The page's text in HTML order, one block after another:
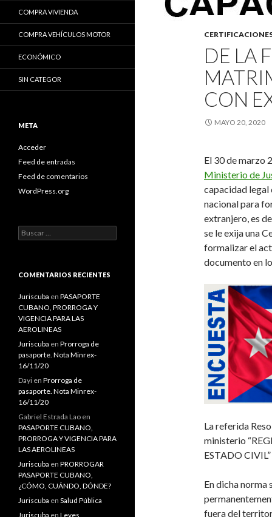
DE LA
CON
MAYO 20, 2020
El 30 de marzo
Ministerio de
capacidad legal
nacional para
extranjero, es
se le exija una
formalizar el
documento en
La referida
ministerio “
ESTADO CIVIL”
En dicha norma
fuera del
COMPRA VIVIENDA
COMPRA VEHÍCULOS MOTOR
ECONÓMICO
SIN CATEGOR
META
Acceder
Feed de entradas
Feed de comentarios
WordPress.org
B
u
a
:
COMENTARIOS RECIENTES
Juriscuba en PASAPORTE
CUBANO, PRORROGA Y
VIGENCIA PARA LAS
AEROLINEAS
Juriscuba en Prorroga de
pasaporte. Nota Minrex-
16/11/20
Dayi en Prorroga de
pasaporte. Nota Minrex-
16/11/20
Gabriel Estrada Lao en
PASAPORTE CUBANO,
PRORROGA Y VIGENCIA PARA
LAS AEROLINEAS
Juriscuba en PRORROGAR
PASAPORTE CUBANO,
¿CÓMO, CUÁNDO, DÓNDE?
Juriscuba en Salud Pública
Juriscuba en Leyes